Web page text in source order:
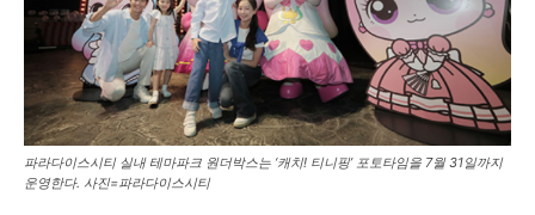
파라다이스시티 실내 테마파크 원더박스는 ‘캐치! 티니핑’ 포토타임을 7월 31일까지
운영한다. 사진=파라다이스시티